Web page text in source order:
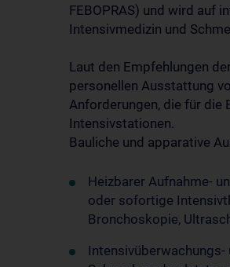
FEBOPRAS) und wird auf
Intensivmedizin und
Laut den Empfehlungen
personellen Ausstattung
Anforderungen, die für die
Intensivstationen.
Bauliche und apparative
Heizbarer Aufnahme-
oder sofortige
Bronchoskopie,